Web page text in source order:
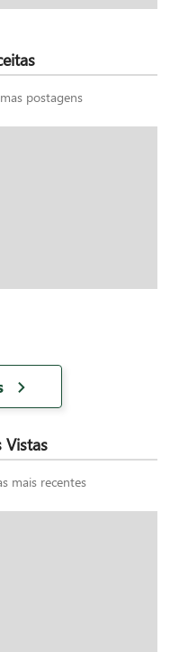
postagens
Vistas
mais recentes